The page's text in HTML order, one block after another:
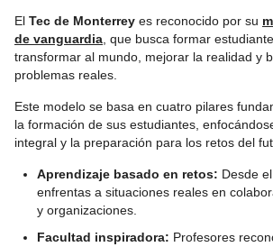
El Tec de Monterrey es reconocido por su
de vanguardia , que busca formar
transformar al mundo, mejorar la realidad y
problemas reales.
Este modelo se basa en cuatro pilares
la formación de sus estudiantes,
integral y la preparación para los retos del
Aprendizaje basado en retos: Desde
enfrentas a situaciones reales en
y organizaciones.
Facultad inspiradora: Profesores